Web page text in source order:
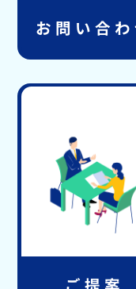
お問い合わ